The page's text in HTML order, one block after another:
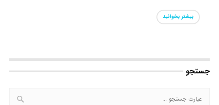
بیشتر بخوانید
جستجو